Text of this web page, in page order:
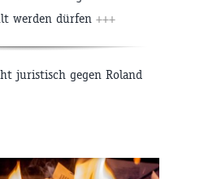
werden dürfen +++
juristisch gegen Roland